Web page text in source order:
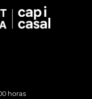
horas